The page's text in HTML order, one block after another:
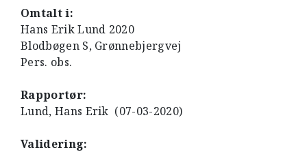
Omtalt i:
Hans Erik Lund 2020
Blodbøgen S, Grønnebjergvej
Pers. obs.
Rapportør:
Lund, Hans Erik (07-03-2020)
Validering: